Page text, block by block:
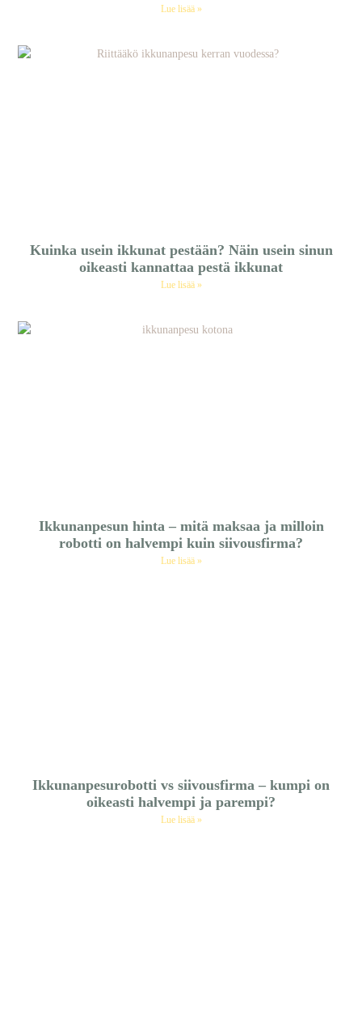
Lue lisää »
Kuinka usein ikkunat pestään? Näin usein sinun
oikeasti kannattaa pestä ikkunat
Lue lisää »
Ikkunanpesun hinta – mitä maksaa ja milloin
robotti on halvempi kuin siivousfirma?
Lue lisää »
Ikkunanpesurobotti vs siivousfirma – kumpi on
oikeasti halvempi ja parempi?
Lue lisää »